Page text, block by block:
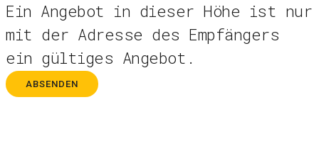
Ein Angebot in dieser Höhe ist nur
mit der Adresse des Empfängers
ein gültiges Angebot.
ABSENDEN